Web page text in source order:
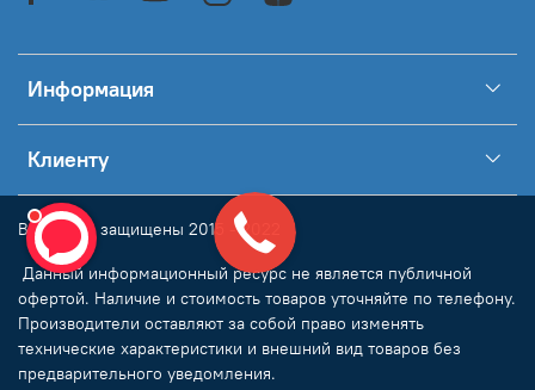
Информация
Клиенту
Все права защищены 2015 - 2022
Данный информационный ресурс не является публичной
офертой. Наличие и стоимость товаров уточняйте по телефону.
Производители оставляют за собой право изменять
технические характеристики и внешний вид товаров без
предварительного уведомления.